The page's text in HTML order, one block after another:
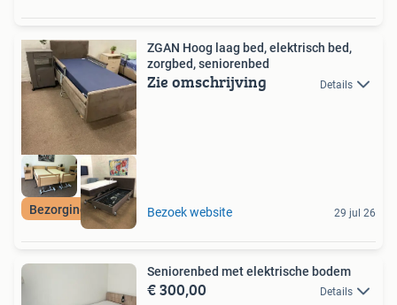
Bezorging+Garantie
ZGAN Hoog laag bed, elektrisch bed,
zorgbed, seniorenbed
Zie omschrijving Details
Bezoek website 29 jul 26
Seniorenbed met elektrische bodem
€ 300,00 Details